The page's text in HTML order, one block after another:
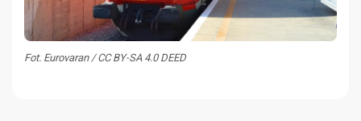
Fot. Eurovaran / CC BY-SA 4.0 DEED